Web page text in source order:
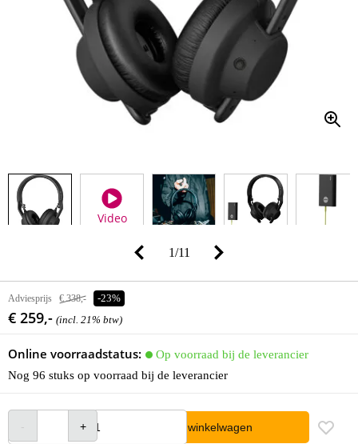
Video
1/11
Adviesprijs € 338,- -23%
€ 259,- (incl. 21% btw)
Online voorraadstatus:
Op voorraad bij de leverancier
Nog 96 stuks op voorraad bij de leverancier
In winkelwagen